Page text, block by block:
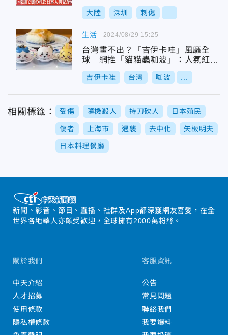
大陸 深圳 刺傷
生活
台灣畫不出？「吉伊卡哇」風靡全
球 網推「貓貓蟲咖波」：人氣紅到
海外
吉伊卡哇 台灣 咖波
2024/08/29 15:25
相關標籤： 受傷 隨機殺人 持刀砍人 日本殖民
傷者 上海市 遇襲 去中化 矢板明夫
日本料理餐廳
新聞、影音、節目、直播、社群及App都深獲網友喜愛，在全
世界各地華人亦頗受歡迎，全球擁有2000萬粉絲。
關於我們
中天介紹
人才招募
使用條款
隱私權條款
客服資訊
公告
常見問題
聯絡我們
我要爆料